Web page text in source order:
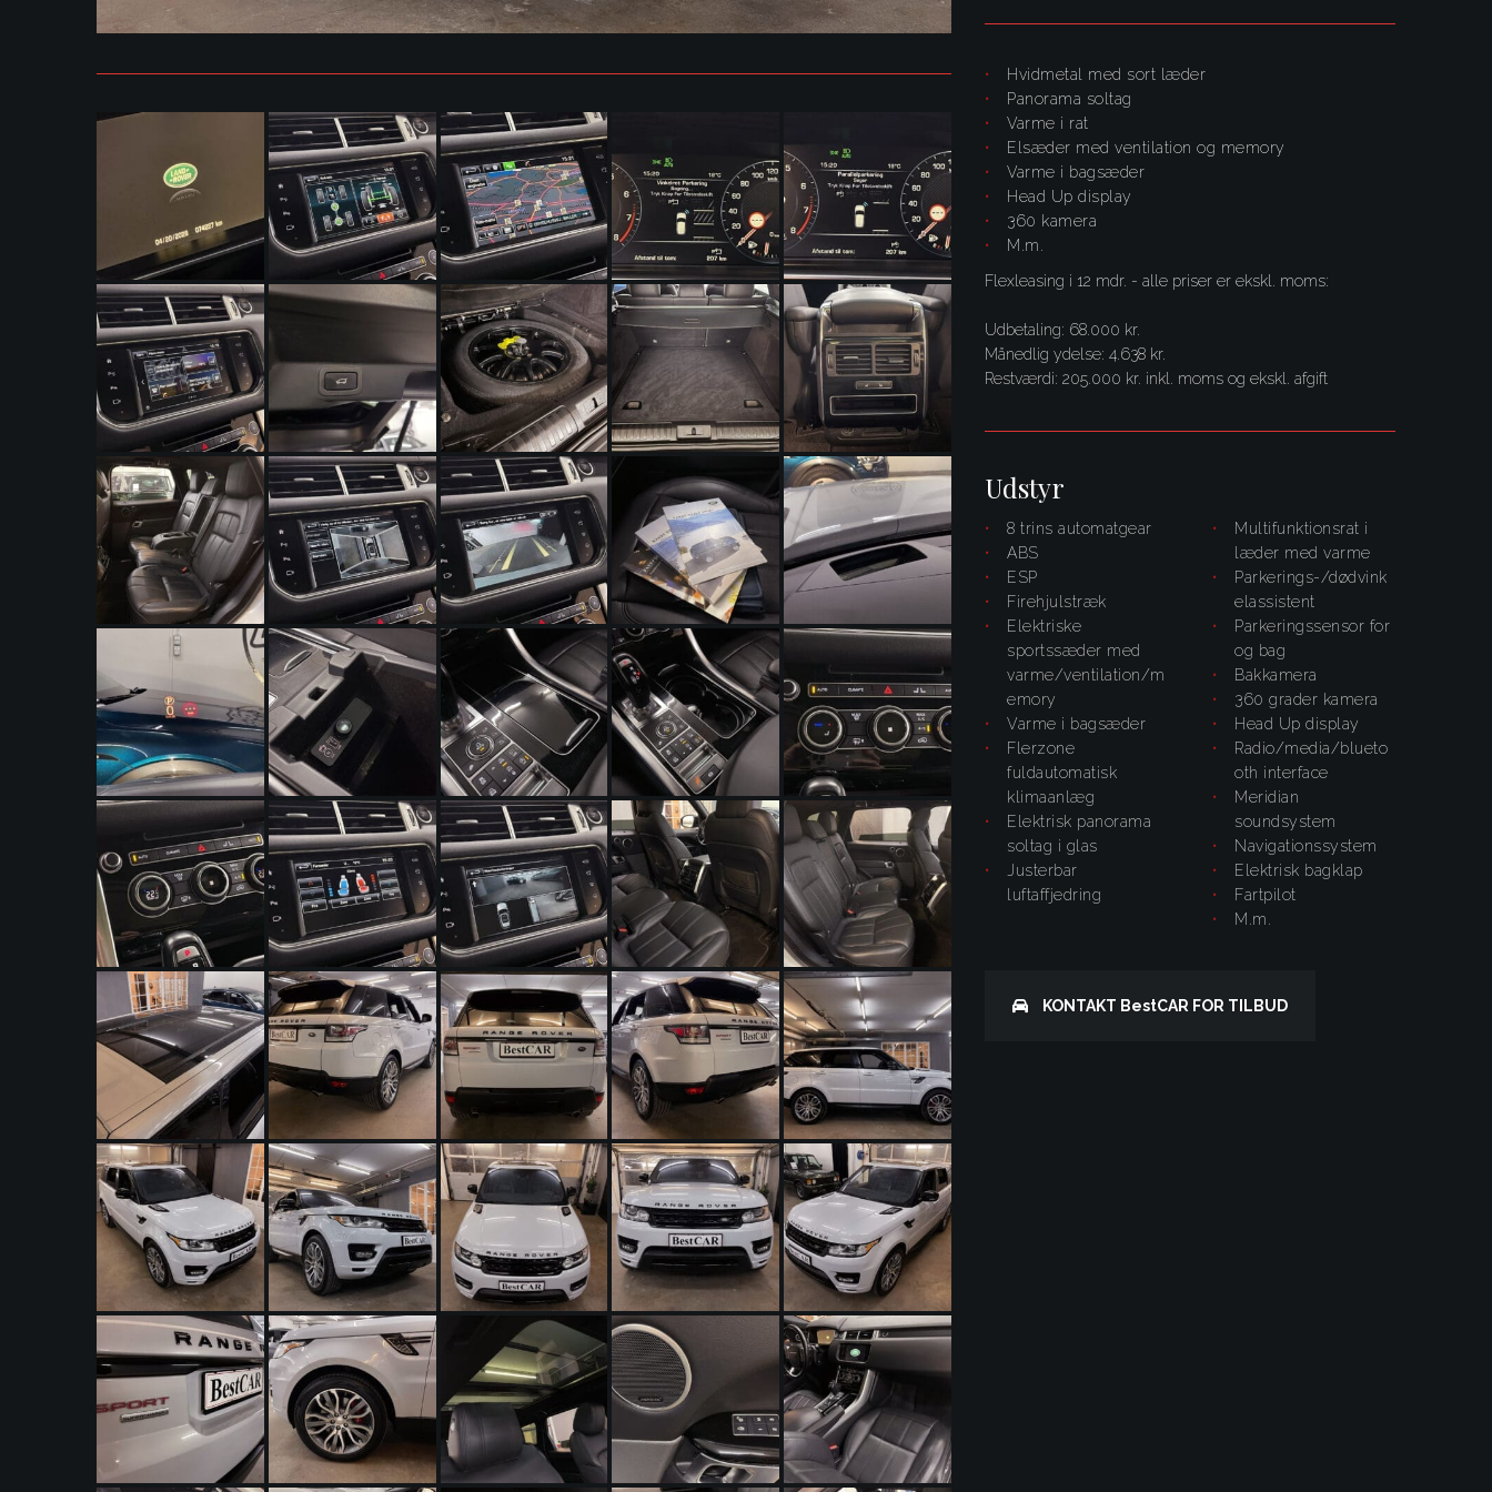
Hvidmetal med sort læder
panorama soltag
varme i rat
elsæder med ventilation og memory
varme i bagsæder
Head Up display
360 kamera
m.m.
Flexleasing i 12 mdr. - alle priser er ekskl. moms:
Udbetaling: 68.000 kr.
Månedlig ydelse: 4.638 kr.
Restværdi: 205.000 kr. inkl. moms og ekskl. afgift
Udstyr
8 trins automatgear
ABS
ESP
firehjulstræk
elektriske
sportssæder med
varme/ventilation/m
emory
varme i bagsæder
flerzone
fuldautomatisk
klimaanlæg
elektrisk panorama
soltag i glas
justerbar
luftaffjedring
multifunktionsrat i
læder med varme
parkerings-/dødvink
elassistent
parkeringssensor for
og bag
bakkamera
360 grader kamera
Head Up display
radio/media/blueto
oth interface
Meridian
soundsystem
navigationssystem
elektrisk bagklap
fartpilot
m.m.
KONTAKT BestCAR FOR TILBUD